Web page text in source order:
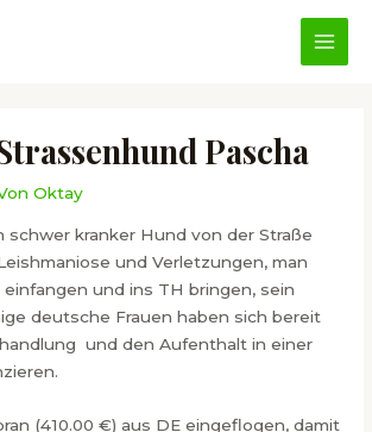
Pascha
Oktay
schwer kranker Hund von der Straße
und Verletzungen, man
und ins TH bringen, sein
deutsche Frauen haben sich bereit
und den Aufenthalt in einer
(410.00 €) aus DE eingeflogen, damit